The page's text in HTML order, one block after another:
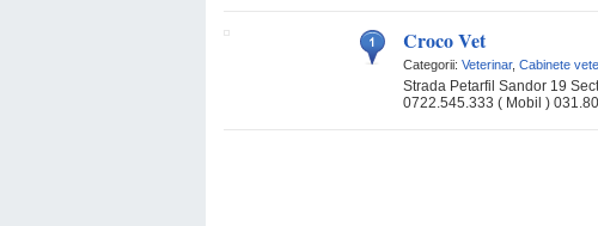
Croco Vet
Categorii: Veterinar, Cabinete
Strada Petarfil Sandor 19
0722.545.333 ( Mobil )